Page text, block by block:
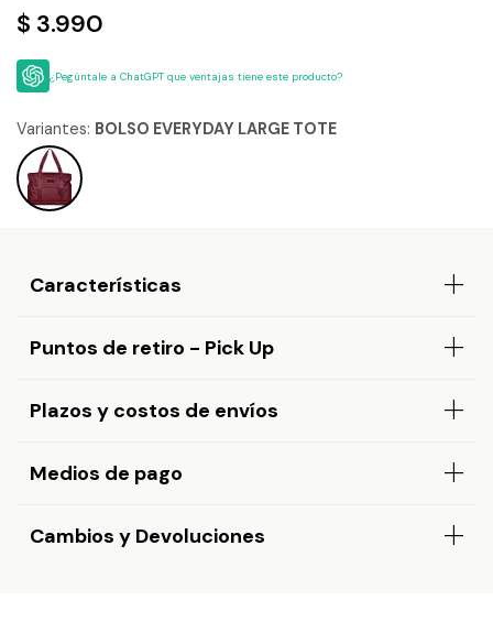
$ 3.990
¿Pegúntale a ChatGPT que ventajas tiene este producto?
Variantes: BOLSO EVERYDAY LARGE TOTE
Características
Puntos de retiro - Pick Up
Plazos y costos de envíos
Medios de pago
Cambios y Devoluciones